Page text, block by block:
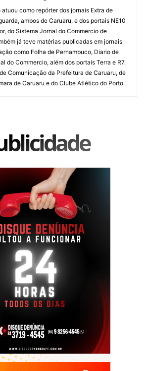
atuou como repórter dos jornais Extra de
ambos de Caruaru, e dos portais NE10
do Sistema Jornal do Commercio de
já teve matérias publicadas em jornais
como Folha de Pernambuco, Diario de
do Commercio, além dos portais Terra e R7.
Comunicação da Prefeitura de Caruaru, de
de Caruaru e do Clube Atlético do Porto.